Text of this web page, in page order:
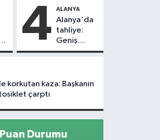
4 ALANYA
Alanya'da
tahliye:
Geniş
güvenlik
korkutan kaza: Başkanın
çarptı
Durumu